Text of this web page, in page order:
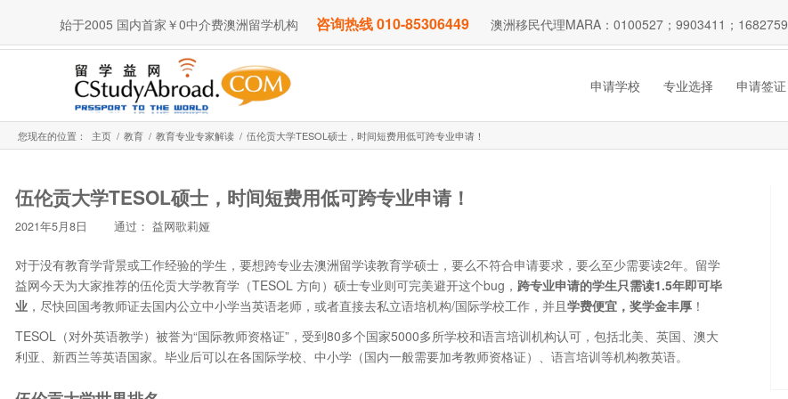
始于2005 国内首家￥0中介费澳洲留学机构 咨询热线 010-85306449 澳洲移民代理MARA：0100527；9903411；1682759
申请学校 专业选择 申请签证
您现在的位置： 主页 / 教育 / 教育专业专家解读 / 伍伦贡大学TESOL硕士，时间短费用低可跨专业申请！
伍伦贡大学TESOL硕士，时间短费用低可跨专业申请！
2021年5月8日 通过： 益网歌莉娅
对于没有教育学背景或工作经验的学生，要想跨专业去澳洲留学读教育学硕士，要么不符合申请要求，要么至少需要读2年。留学
益网今天为大家推荐的伍伦贡大学教育学（TESOL 方向）硕士专业则可完美避开这个bug， 跨专业申请的学生只需读1.5年即可毕
业 ，尽快回国考教师证去国内公立中小学当英语老师，或者直接去私立语培机构/国际学校工作，并且学费便宜，奖学金丰厚 ！
TESOL（对外英语教学）被誉为“国际教师资格证”，受到80多个国家5000多所学校和语言培训机构认可，包括北美、英国、澳大
利亚、新西兰等英语国家。毕业后可以在各国际学校、中小学（国内一般需要加考教师资格证）、语言培训等机构教英语。